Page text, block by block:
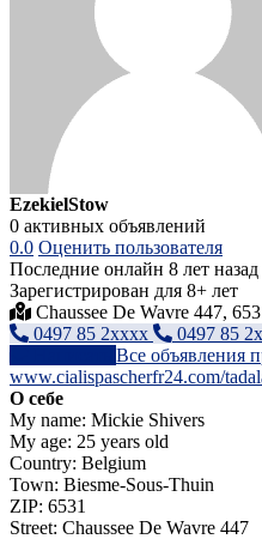
EzekielStow
0 активных объявлений
0.0 Оценить пользователя
Последние онлайн 8 лет назад
Зарегистрирован для 8+ лет
Chaussee De Wavre 447,
0497 85 2xxxx
0497 85
Все объявления
www.cialispascherfr24.com/
О себе
My name: Mickie Shivers
My age: 25 years old
Country: Belgium
Town: Biesme-Sous-Thuin
ZIP: 6531
Street: Chaussee De Wavre 447